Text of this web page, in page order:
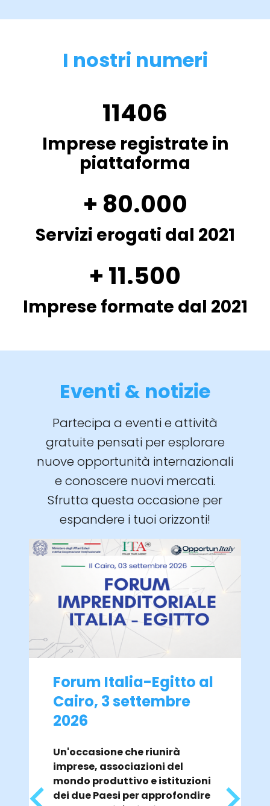
I nostri numeri
11406
Imprese registrate in
piattaforma
+ 80.000
Servizi erogati dal 2021
+ 11.500
Imprese formate dal 2021
Eventi & notizie
Partecipa a eventi e attività
gratuite pensati per esplorare
nuove opportunità internazionali
e conoscere nuovi mercati.
Sfrutta questa occasione per
espandere i tuoi orizzonti!
Forum Italia-Egitto al
Cairo, 3 settembre
2026
Un'occasione che riunirà
imprese, associazioni del
mondo produttivo e istituzioni
dei due Paesi per approfondire